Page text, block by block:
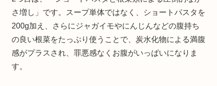
さ増し」です。スープ単体ではなく、ショートパスタを
200g加え、さらにジャガイモやにんじんなどの腹持ち
の良い根菜をたっぷり使うことで、炭水化物による満腹
感がプラスされ、罪悪感なくお腹がいっぱいになりま
す。